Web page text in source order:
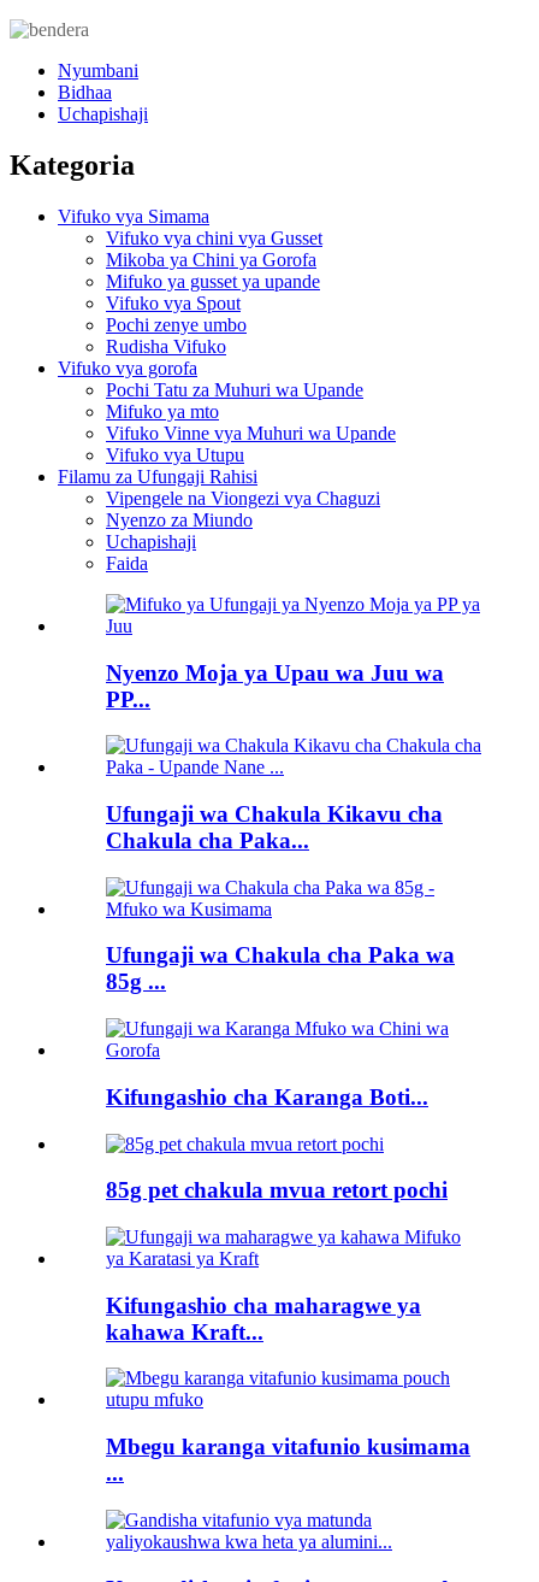
Nyumbani
Bidhaa
Uchapishaji
Kategoria
Vifuko vya Simama
Vifuko vya chini vya Gusset
Mikoba ya Chini ya Gorofa
Mifuko ya gusset ya upande
Vifuko vya Spout
Pochi zenye umbo
Rudisha Vifuko
Vifuko vya gorofa
Pochi Tatu za Muhuri wa Upande
Mifuko ya mto
Vifuko Vinne vya Muhuri wa Upande
Vifuko vya Utupu
Filamu za Ufungaji Rahisi
Vipengele na Viongezi vya Chaguzi
Nyenzo za Miundo
Uchapishaji
Faida
Nyenzo Moja ya Upau wa Juu wa
PP...
Ufungaji wa Chakula Kikavu cha
Chakula cha Paka...
Ufungaji wa Chakula cha Paka wa
85g ...
Kifungashio cha Karanga Boti...
85g pet chakula mvua retort pochi
Kifungashio cha maharagwe ya
kahawa Kraft...
Mbegu karanga vitafunio kusimama
...